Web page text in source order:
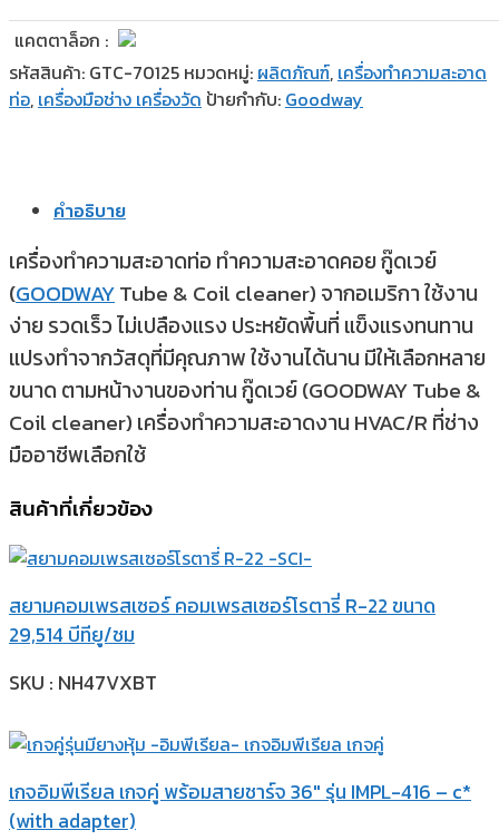
แคตตาล็อก :
รหัสสินค้า: GTC-70125 หมวดหมู่: ผลิตภัณฑ์, เครื่องทำความสะอาด
ท่อ, เครื่องมือช่าง เครื่องวัด ป้ายกำกับ: Goodway
คำอธิบาย
เครื่องทำความสะอาดท่อ ทำความสะอาดคอย กู๊ดเวย์
(GOODWAYTube & Coil cleaner) จากอเมริกา ใช้งาน
ง่าย รวดเร็ว ไม่เปลืองแรง ประหยัดพื้นที่ แข็งแรงทนทาน
แปรงทำจากวัสดุที่มีคุณภาพ ใช้งานได้นาน มีให้เลือกหลาย
ขนาด ตามหน้างานของท่าน กู๊ดเวย์ (GOODWAY Tube &
Coil cleaner) เครื่องทำความสะอาดงาน HVAC/R ที่ช่าง
มืออาชีพเลือกใช้
สินค้าที่เกี่ยวข้อง
สยามคอมเพรสเซอร์ คอมเพรสเซอร์โรตารี่ R-22 ขนาด
29,514 บีทียู/ชม
SKU : NH47VXBT
เกจอิมพีเรียล เกจคู่ พร้อมสายชาร์จ 36″ รุ่น IMPL-416 – c*
(with adapter)